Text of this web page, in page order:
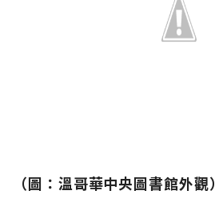
（圖： 溫哥華中央圖書館外觀）